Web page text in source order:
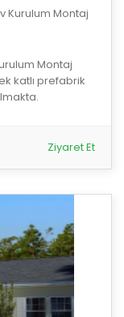
Kurulum Montaj
Montaj
katlı prefabrik
Ziyaret Et